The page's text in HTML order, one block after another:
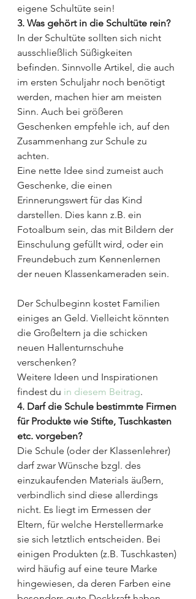
eigene Schultüte sein!
3. Was gehört in die Schultüte rein?
In der Schultüte sollten sich nicht
ausschließlich Süßigkeiten
befinden. Sinnvolle Artikel, die auch
im ersten Schuljahr noch benötigt
werden, machen hier am meisten
Sinn. Auch bei größeren
Geschenken empfehle ich, auf den
Zusammenhang zur Schule zu
achten.
Eine nette Idee sind zumeist auch
Geschenke, die einen
Erinnerungswert für das Kind
darstellen. Dies kann z.B. ein
Fotoalbum sein, das mit Bildern der
Einschulung gefüllt wird, oder ein
Freundebuch zum Kennenlernen
der neuen Klassenkameraden sein.
Der Schulbeginn kostet Familien
einiges an Geld. Vielleicht könnten
die Großeltern ja die schicken
neuen Hallenturnschuhe
verschenken?
Weitere Ideen und Inspirationen
findest du in diesem Beitrag.
4. Darf die Schule bestimmte Firmen
für Produkte wie Stifte, Tuschkasten
etc. vorgeben?
Die Schule (oder der Klassenlehrer)
darf zwar Wünsche bzgl. des
einzukaufenden Materials äußern,
verbindlich sind diese allerdings
nicht. Es liegt im Ermessen der
Eltern, für welche Herstellermarke
sie sich letztlich entscheiden. Bei
einigen Produkten (z.B. Tuschkasten)
wird häufig auf eine teure Marke
hingewiesen, da deren Farben eine